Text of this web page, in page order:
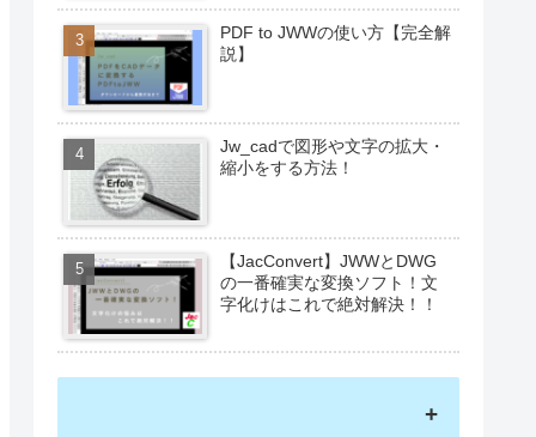
PDF to JWWの使い方【完全解
説】
Jw_cadで図形や文字の拡大・
縮小をする方法！
【JacConvert】JWWとDWG
の一番確実な変換ソフト！文
字化けはこれで絶対解決！！
+